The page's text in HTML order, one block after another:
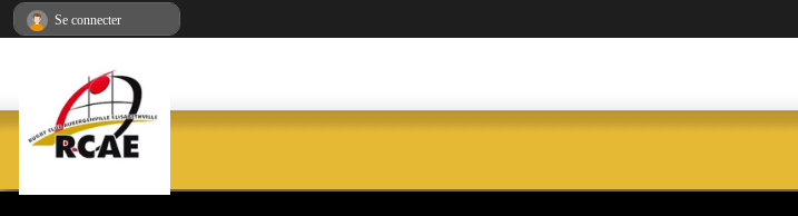
Se connecter
Panneau de gestion des cookies